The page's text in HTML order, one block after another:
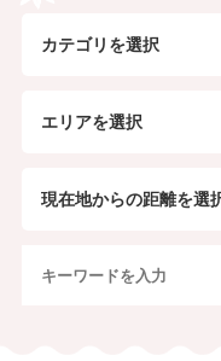
カテゴリを選択
エリアを選択
現在地からの距離を選